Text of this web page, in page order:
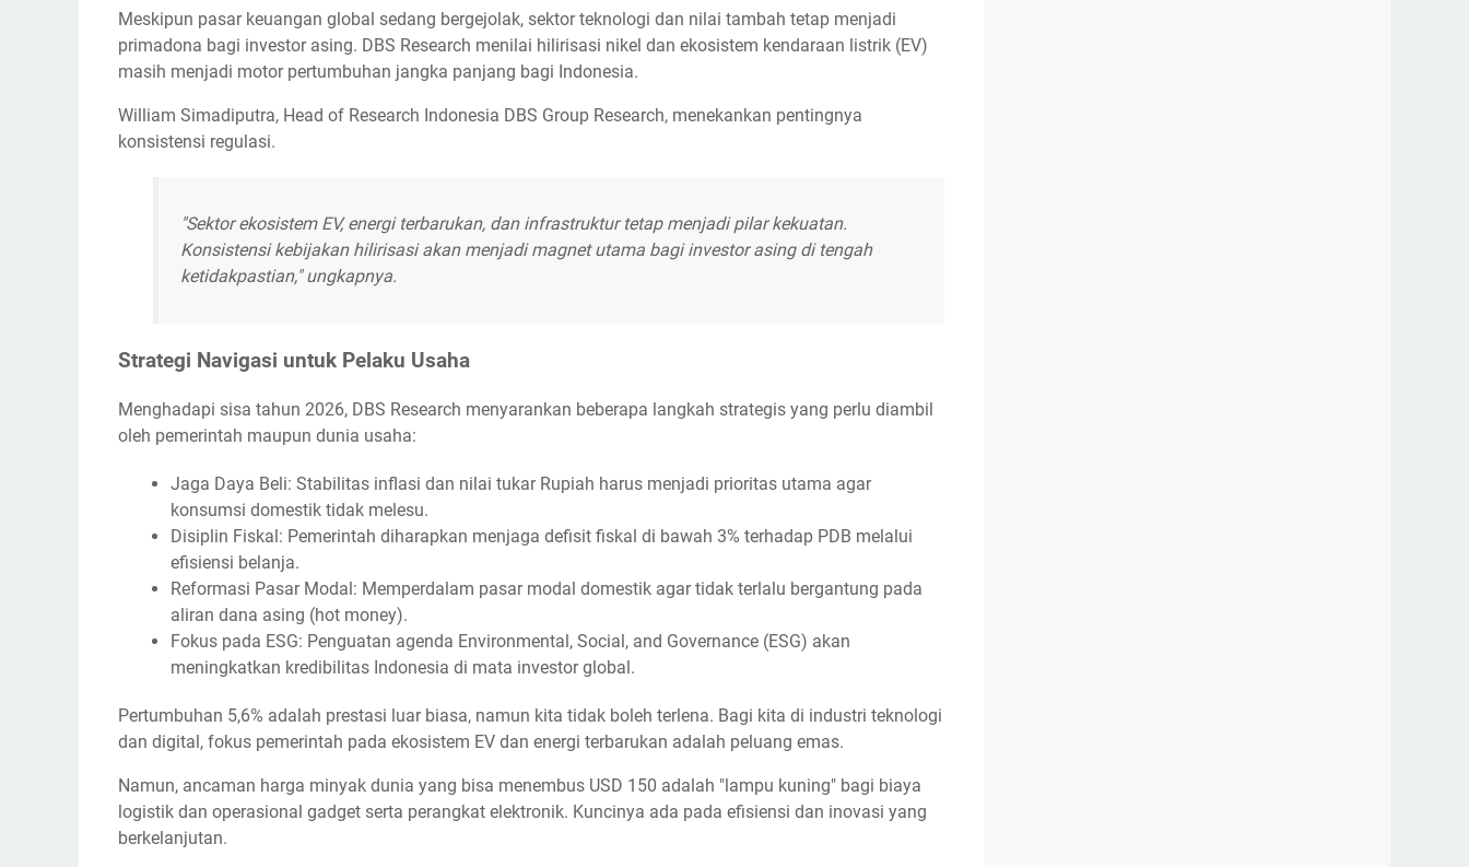
Meskipun pasar keuangan global sedang bergejolak, sektor teknologi dan nilai tambah tetap menjadi
primadona bagi investor asing. DBS Research menilai hilirisasi nikel dan ekosistem kendaraan listrik (EV)
masih menjadi motor pertumbuhan jangka panjang bagi Indonesia.
William Simadiputra, Head of Research Indonesia DBS Group Research, menekankan pentingnya
konsistensi regulasi.
"Sektor ekosistem EV, energi terbarukan, dan infrastruktur tetap menjadi pilar kekuatan.
Konsistensi kebijakan hilirisasi akan menjadi magnet utama bagi investor asing di tengah
ketidakpastian," ungkapnya.
Strategi Navigasi untuk Pelaku Usaha
Menghadapi sisa tahun 2026, DBS Research menyarankan beberapa langkah strategis yang perlu diambil
oleh pemerintah maupun dunia usaha:
Jaga Daya Beli: Stabilitas inflasi dan nilai tukar Rupiah harus menjadi prioritas utama agar
konsumsi domestik tidak melesu.
Disiplin Fiskal: Pemerintah diharapkan menjaga defisit fiskal di bawah 3% terhadap PDB melalui
efisiensi belanja.
Reformasi Pasar Modal: Memperdalam pasar modal domestik agar tidak terlalu bergantung pada
aliran dana asing (hot money).
Fokus pada ESG: Penguatan agenda Environmental, Social, and Governance (ESG) akan
meningkatkan kredibilitas Indonesia di mata investor global.
Pertumbuhan 5,6% adalah prestasi luar biasa, namun kita tidak boleh terlena. Bagi kita di industri teknologi
dan digital, fokus pemerintah pada ekosistem EV dan energi terbarukan adalah peluang emas.
Namun, ancaman harga minyak dunia yang bisa menembus USD 150 adalah "lampu kuning" bagi biaya
logistik dan operasional gadget serta perangkat elektronik. Kuncinya ada pada efisiensi dan inovasi yang
berkelanjutan.